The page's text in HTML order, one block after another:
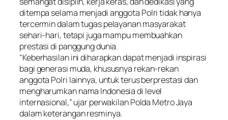
ditempa selama menjadi anggota Polri tidak hanya
tercermin dalam tugas pelayanan masyarakat
sehari-hari, tetapi juga mampu membuahkan
prestasi di panggung dunia.
“Keberhasilan ini diharapkan dapat menjadi inspirasi
bagi generasi muda, khususnya rekan-rekan
anggota Polri lainnya, untuk terus berprestasi dan
mengharumkan nama Indonesia di level
internasional,” ujar perwakilan Polda Metro Jaya
dalam keterangan resminya.